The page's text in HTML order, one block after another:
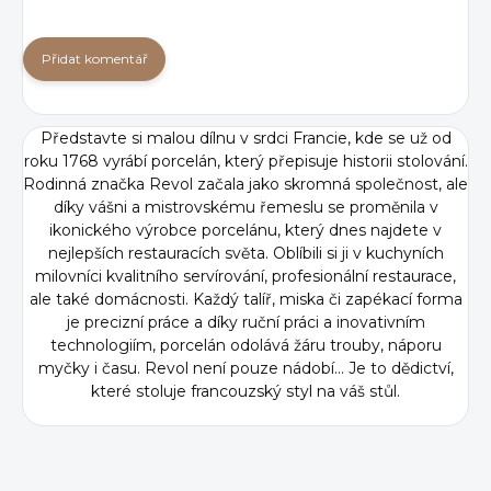
Přidat komentář
Představte si malou dílnu v srdci Francie, kde se už od
roku 1768 vyrábí porcelán, který přepisuje historii stolování.
Rodinná značka Revol začala jako skromná společnost, ale
díky vášni a mistrovskému řemeslu se proměnila v
ikonického výrobce porcelánu, který dnes najdete v
nejlepších restauracích světa. Oblíbili si ji v kuchyních
milovníci kvalitního servírování, profesionální restaurace,
ale také domácnosti. Každý talíř, miska či zapékací forma
je precizní práce a díky ruční práci a inovativním
technologiím, porcelán odolává žáru trouby, náporu
myčky i času. Revol není pouze nádobí... Je to dědictví,
které stoluje francouzský styl na váš stůl.